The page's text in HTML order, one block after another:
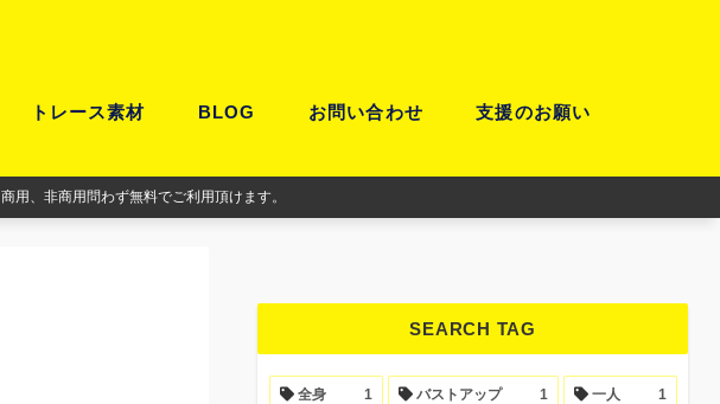
トレース素材 BLOG お問い合わせ 支援のお願い
用、非商用問わず無料でご利用頂けます。
SEARCH TAG
全身 1 バストアップ 1 一人 1